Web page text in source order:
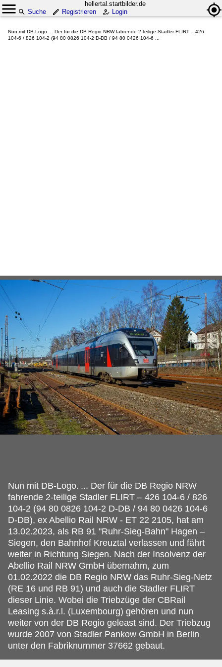
hellertal.startbilder.de
Suche
Registrieren Login
Nun mit DB-Logo.... Der für die DB Regio NRW fahrende 2-teilige Stadler FLIRT – 426
104-6 / 826 104-2 (94 80 0826 104-2 D-DB / 94 80 0426 104-6 ...
Nun mit DB-Logo. ... Der für die DB Regio NRW
fahrende 2-teilige Stadler FLIRT – 426 104-6 / 826
104-2 (94 80 0826 104-2 D-DB / 94 80 0426 104-6
D-DB), ex Abellio Rail NRW - ET 22 2105, hat am
13.02.2023, als RB 91 "Ruhr-Sieg-Bahn" Hagen –
Siegen, den Bahnhof Kreuztal verlassen und fährt
weiter in Richtung Siegen. Nach der Insolvenz der
Abellio Rail NRW GmbH übernahm, zum
01.02.2022 die DB Regio NRW das Ruhr-Sieg-Netz
(RE 16 und RB 91) und auch die Stadler FLIRT
dieser Linie. Wobei die Triebzüge der CBRail
Leasing s.à.r.l. (Luxembourg) gehören und nun
weiter von der DB Regio geleast sind. Der Triebzug
wurde 2007 von Stadler Pankow GmbH in Berlin
unter den Fabriknummer 37662 gebaut.